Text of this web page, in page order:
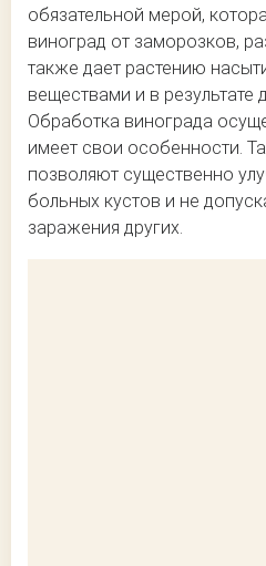
обязательной мерой,
виноград от заморозков,
также дает растению
веществами и в
Обработка винограда
имеет свои особенности.
позволяют существенно
больных кустов и не
заражения других.